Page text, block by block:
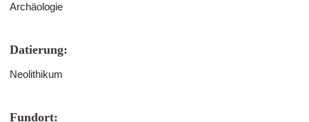
Archäologie
Datierung:
Neolithikum
Fundort: